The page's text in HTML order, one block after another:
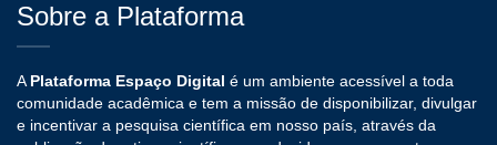
Sobre a Plataforma
APlataforma Espaço Digital é um ambiente acessível a toda
comunidade acadêmica e tem a missão de disponibilizar, divulgar
e incentivar a pesquisa científica em nosso país, através da